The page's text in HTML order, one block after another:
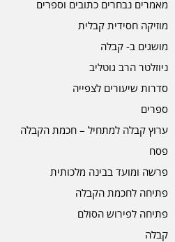
מאמרים נבחרים כתובים וספרים
מוזיקה חסידית קבלית
מושגים ב- קבלה
ניוזלטר הרב גוטליב
סדרות שיעורים לצפייה
ספרים
ערוץ קבלה למתחיל – חכמת הקבלה
פסח
פרשה ומועד בבינה מלכותית
פתיחה לחכמת הקבלה
פתיחה לפירוש הסולם
קבלה